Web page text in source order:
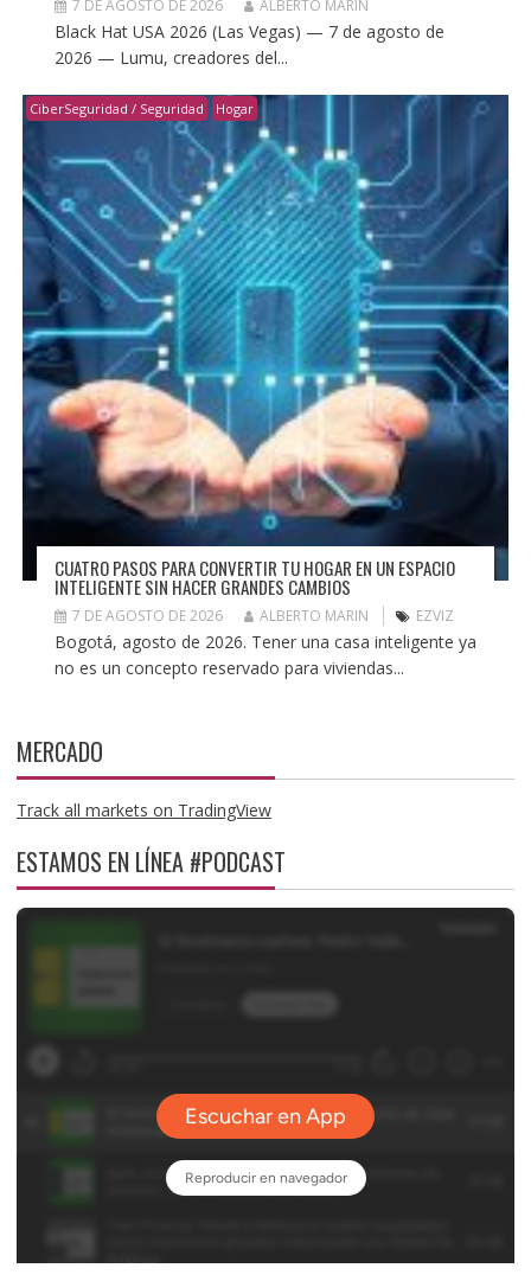
7 DE AGOSTO DE 2026 ALBERTO MARIN
Black Hat USA 2026 (Las Vegas) — 7 de agosto de
2026 — Lumu, creadores del...
CiberSeguridad / Seguridad Hogar
CUATRO PASOS PARA CONVERTIR TU HOGAR EN UN ESPACIO
INTELIGENTE SIN HACER GRANDES CAMBIOS
7 DE AGOSTO DE 2026 ALBERTO MARIN EZVIZ
Bogotá, agosto de 2026. Tener una casa inteligente ya
no es un concepto reservado para viviendas...
MERCADO
Track all markets on TradingView
ESTAMOS EN LÍNEA #PODCAST